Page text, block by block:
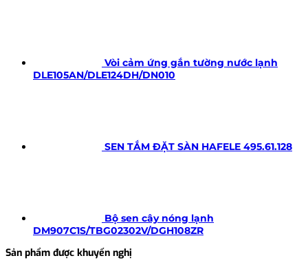
Vòi cảm ứng gắn tường nước lạnh
DLE105AN/DLE124DH/DN010
SEN TẮM ĐẶT SÀN HAFELE 495.61.128
Bộ sen cây nóng lạnh
DM907C1S/TBG02302V/DGH108ZR
Sản phẩm được khuyến nghị